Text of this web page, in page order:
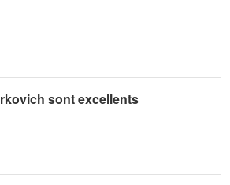
sont excellents